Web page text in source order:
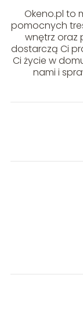
Okeno.pl to
pomocnych
wnętrz oraz
dostarczą Ci
Ci życie w
nami i